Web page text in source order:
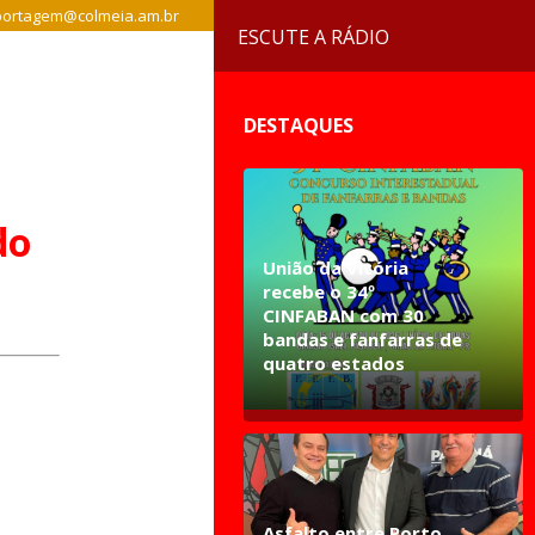
ESCUTE A RÁDIO
DESTAQUES
União da Vitória
recebe o 34º
CINFABAN com 30
bandas e fanfarras de
quatro estados